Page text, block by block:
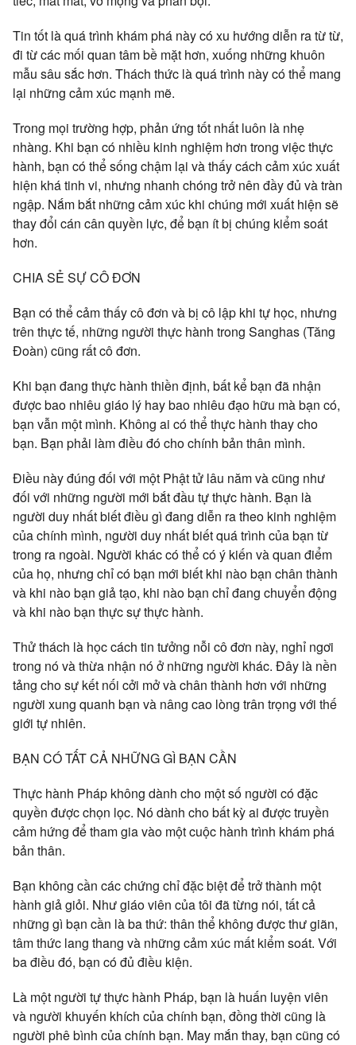
Tin tốt là quá trình khám phá này có xu hướng diễn ra từ từ,
đi từ các mối quan tâm bề mặt hơn, xuống những khuôn
mẫu sâu sắc hơn. Thách thức là quá trình này có thể mang
lại những cảm xúc mạnh mẽ.
Trong mọi trường hợp, phản ứng tốt nhất luôn là nhẹ
nhàng. Khi bạn có nhiều kinh nghiệm hơn trong việc thực
hành, bạn có thể sống chậm lại và thấy cách cảm xúc xuất
hiện khá tinh vi, nhưng nhanh chóng trở nên đầy đủ và tràn
ngập. Nắm bắt những cảm xúc khi chúng mới xuất hiện sẽ
thay đổi cán cân quyền lực, để bạn ít bị chúng kiểm soát
hơn.
CHIA SẺ SỰ CÔ ĐƠN
Bạn có thể cảm thấy cô đơn và bị cô lập khi tự học, nhưng
trên thực tế, những người thực hành trong Sanghas (Tăng
Đoàn) cũng rất cô đơn.
Khi bạn đang thực hành thiền định, bất kể bạn đã nhận
được bao nhiêu giáo lý hay bao nhiêu đạo hữu mà bạn có,
bạn vẫn một mình. Không ai có thể thực hành thay cho
bạn. Bạn phải làm điều đó cho chính bản thân mình.
Điều này đúng đối với một Phật tử lâu năm và cũng như
đối với những người mới bắt đầu tự thực hành. Bạn là
người duy nhất biết điều gì đang diễn ra theo kinh nghiệm
của chính mình, người duy nhất biết quá trình của bạn từ
trong ra ngoài. Người khác có thể có ý kiến và quan điểm
của họ, nhưng chỉ có bạn mới biết khi nào bạn chân thành
và khi nào bạn giả tạo, khi nào bạn chỉ đang chuyển động
và khi nào bạn thực sự thực hành.
Thử thách là học cách tin tưởng nỗi cô đơn này, nghỉ ngơi
trong nó và thừa nhận nó ở những người khác. Đây là nền
tảng cho sự kết nối cởi mở và chân thành hơn với những
người xung quanh bạn và nâng cao lòng trân trọng với thế
giới tự nhiên.
BẠN CÓ TẤT CẢ NHỮNG GÌ BẠN CẦN
Thực hành Pháp không dành cho một số người có đặc
quyền được chọn lọc. Nó dành cho bất kỳ ai được truyền
cảm hứng để tham gia vào một cuộc hành trình khám phá
bản thân.
Bạn không cần các chứng chỉ đặc biệt để trở thành một
hành giả giỏi. Như giáo viên của tôi đã từng nói, tất cả
những gì bạn cần là ba thứ: thân thể không được thư giãn,
tâm thức lang thang và những cảm xúc mất kiểm soát. Với
ba điều đó, bạn có đủ điều kiện.
Là một người tự thực hành Pháp, bạn là huấn luyện viên
và người khuyến khích của chính bạn, đồng thời cũng là
người phê bình của chính bạn. May mắn thay, bạn cũng có